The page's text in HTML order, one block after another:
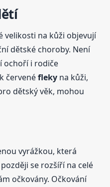
velikosti na kůži objevují
dětské choroby. Není
ochoří i rodiče
červenéfleky na kůži,
dětský věk, mohou
vyrážkou, která
se rozšíří na celé
očkovány. Očkování